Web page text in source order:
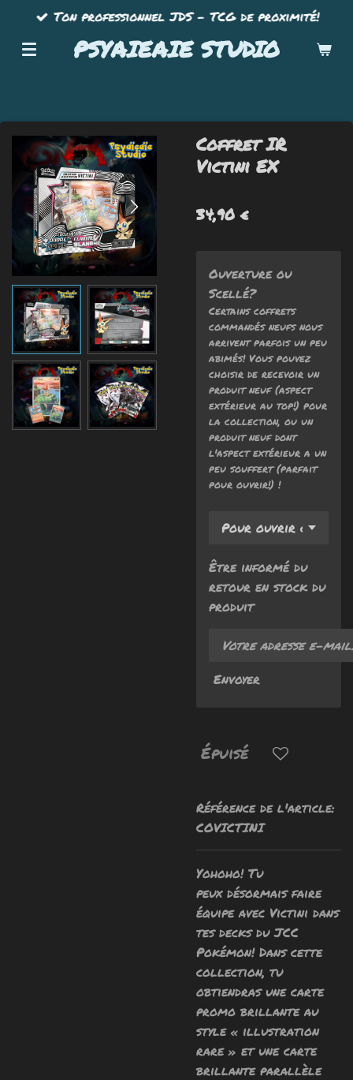
Passer
contenu
PSYAIEAIE STUDIO
Ton professionnel JDS - TCG de proximité!
Coffret IR
Victini EX
34,90 €
Ouverture ou
Scellé?
Certains coffrets
commandés neufs nous
arrivent parfois un peu
abimés! Vous pouvez
choisir de recevoir un
produit neuf (aspect
extérieur au top!) pour
la collection, ou un
produit neuf dont
l'aspect extérieur a un
peu souffert (parfait
pour ouvrir!) !
Être informé du
retour en stock du
produit
Envoyer
Épuisé
Référence de l'article:
COVICTINI
Yohoho! Tu
peux désormais faire
équipe avec Victini dans
tes decks du JCC
Pokémon! Dans cette
collection, tu
obtiendras une carte
promo brillante au
style « illustration
rare » et une carte
brillante parallèle